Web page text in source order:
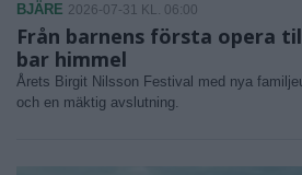
BJÄRE 2026-07-31 KL. 06:00
Från barnens första opera
bar himmel
Årets Birgit Nilsson Festival med nya
och en mäktig avslutning.